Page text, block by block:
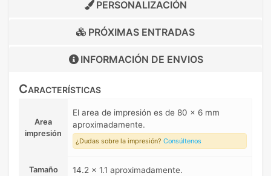
PERSONALIZACIÓN
PRÓXIMAS ENTRADAS
INFORMACIÓN DE ENVIOS
Características
Area
impresión
El area de impresión es de 80 x 6 mm
aproximadamente.
¿Dudas sobre la impresión? Consúltenos
Tamaño 14.2 x 1.1 aproximadamente.